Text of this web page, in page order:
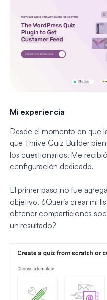
Mi experiencia
Desde el momento en que
que Thrive Quiz Builder
los cuestionarios. Me
configuración dedicado.
El primer paso no fue
objetivo. ¿Quería crear mi
obtener comparticiones
un resultado?